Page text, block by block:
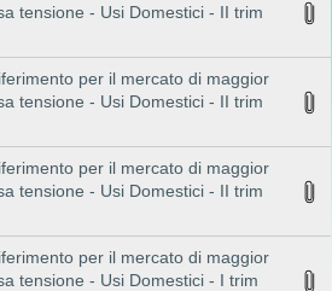
tensione - Usi Domestici - II trim
per il mercato di maggior
tensione - Usi Domestici - II trim
per il mercato di maggior
tensione - Usi Domestici - II trim
per il mercato di maggior
tensione - Usi Domestici - I trim